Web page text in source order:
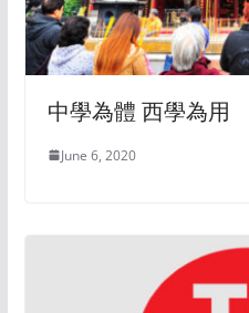
中學為體 西學為用
June 6, 2020